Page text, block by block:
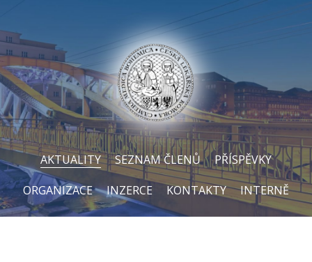
AKTUALITY SEZNAM ČLENŮ
PŘÍSPĚVKY
ORGANIZACE
INZERCE KONTAKTY INTERNĚ